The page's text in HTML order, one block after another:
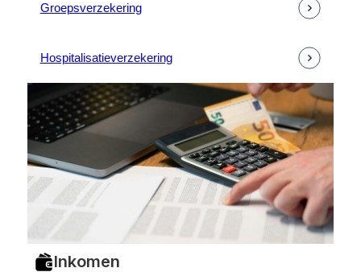
Groepsverzekering
Hospitalisatieverzekering
Inkomen